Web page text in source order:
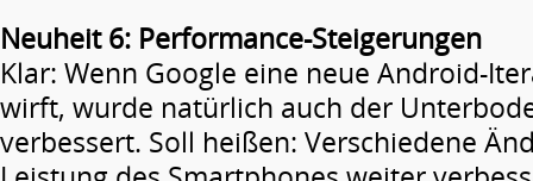
Neuheit 6: Performance-Steigerungen
Klar: Wenn Google eine neue Android-
wirft, wurde natürlich auch der
verbessert. Soll heißen: Verschiedene